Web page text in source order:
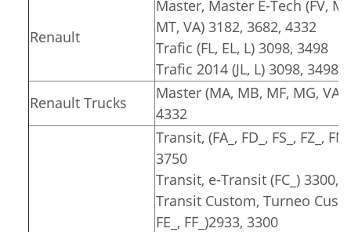
Renault
Master, Master E-Tech (FV,
MT, VA) 3182, 3682, 4332
Trafic (FL, EL, L) 3098, 3498
Trafic 2014 (JL, L) 3098, 3498
Renault Trucks
Master (MA, MB, MF, MG, VA,
4332
Transit, (FA_, FD_, FS_, FZ_,
3750
Transit, e-Transit (FC_) 3300,
Transit Custom, Turneo
FE_, FF_)2933, 3300